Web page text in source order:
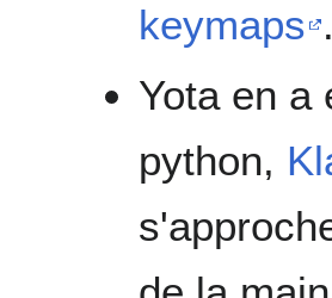
keymaps
Yota en a
python,